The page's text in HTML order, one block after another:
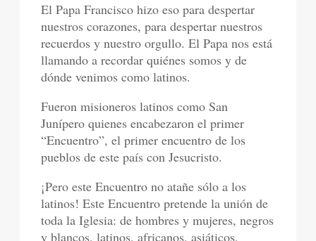
El Papa Francisco hizo eso para despertar
nuestros corazones, para despertar nuestros
recuerdos y nuestro orgullo. El Papa nos está
llamando a recordar quiénes somos y de
dónde venimos como latinos.
Fueron misioneros latinos como San
Junípero quienes encabezaron el primer
“Encuentro”, el primer encuentro de los
pueblos de este país con Jesucristo.
¡Pero este Encuentro no atañe sólo a los
latinos! Este Encuentro pretende la unión de
toda la Iglesia: de hombres y mujeres, negros
y blancos, latinos, africanos, asiáticos,